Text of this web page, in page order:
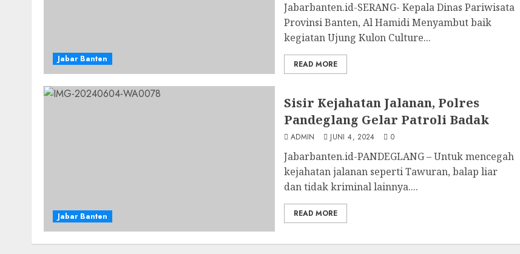
Jabar Banten
Jabarbanten.id-SERANG- Kepala Dinas Pariwisata
Provinsi Banten, Al Hamidi Menyambut baik
kegiatan Ujung Kulon Culture...
READ MORE
Jabar Banten
Sisir Kejahatan Jalanan, Polres
Pandeglang Gelar Patroli Badak
ADMIN JUNI 4, 2024 0
Jabarbanten.id-PANDEGLANG – Untuk mencegah
kejahatan jalanan seperti Tawuran, balap liar
dan tidak kriminal lainnya....
READ MORE